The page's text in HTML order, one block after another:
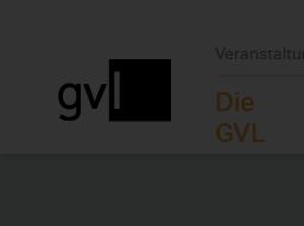
Die
GVL